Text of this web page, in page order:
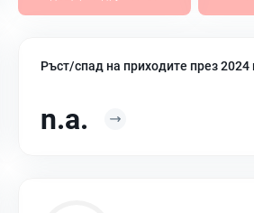
Ръст/спад на приходите през 2024
n.a.